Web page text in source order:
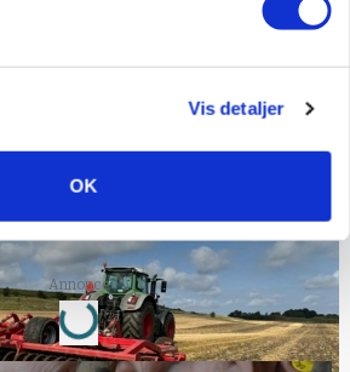
Vis detaljer
OK
Annonce
Loading...